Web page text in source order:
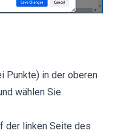
Punkte) in der oberen
wählen Sie
der linken Seite des